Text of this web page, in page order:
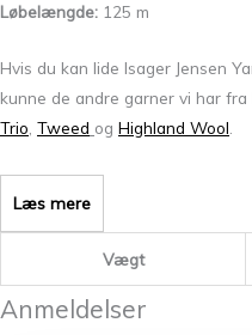
Løbelængde: 125 m
Hvis du kan lide Isager Jensen
kunne de andre garner vi har fra
Trio Tweed og Highland Wool
Læs mere
Vægt
Anmeldelser